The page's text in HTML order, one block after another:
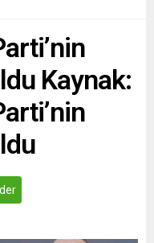
Kaynak: